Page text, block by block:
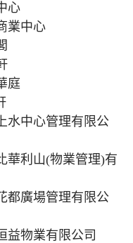
心
業中心
庭
水中心管理有限公
華利山(物業管理)有
都廣場管理有限公
益物業有限公司